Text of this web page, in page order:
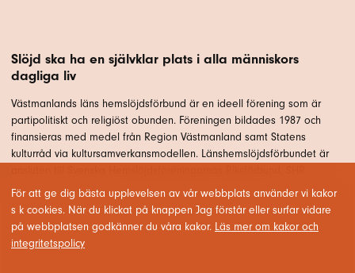
Slöjd ska ha en självklar plats i alla människors
dagliga liv
Västmanlands läns hemslöjdsförbund är en ideell förening som är
partipolitiskt och religiöst obunden. Föreningen bildades 1987 och
finansieras med medel från Region Västmanland samt Statens
kulturråd via kultursamverkansmodellen. Länshemslöjdsförbundet är
För att ge dig bästa upplevelsen av vår webbplats använder vi kakor
s k cookies. När du klickat på knappen Jag förstår eller surfar vidare
på webbplatsen godkänner du våra kakor. Läs mer om kakor och
integritetspolicy